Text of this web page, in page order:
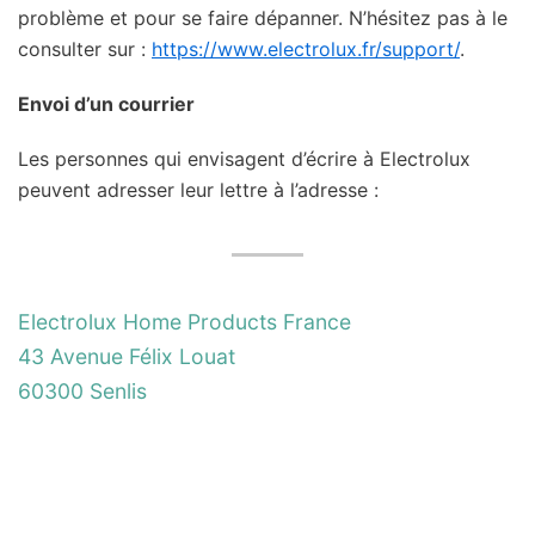
problème et pour se faire dépanner. N’hésitez pas à le
consulter sur : https://www.electrolux.fr/support/.
Envoi d’un courrier
Les personnes qui envisagent d’écrire à Electrolux
peuvent adresser leur lettre à l’adresse :
Electrolux Home Products France
43 Avenue Félix Louat
60300 Senlis